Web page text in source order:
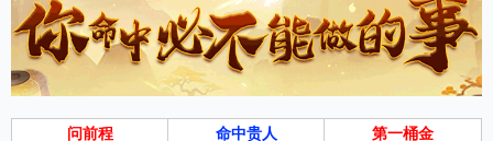
重构黄金定价逻辑
如今，素有“黄金空头”称号的花旗转向看涨黄金，这释放了
问前程 命中贵人
第一桶金